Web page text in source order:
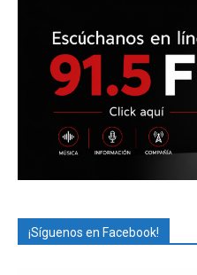
¡Síguenos en Facebook!